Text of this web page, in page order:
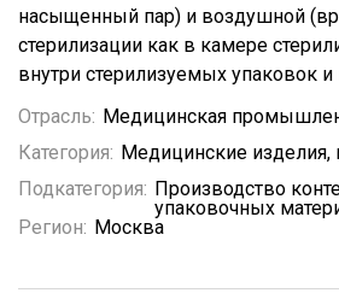
насыщенный пар) и воздушной
стерилизации как в камере
внутри стерилизуемых упаковок и
Отрасль: Медицинская
Категория: Медицинские изделия,
Подкатегория: Производство
упаковочных
Регион: Москва